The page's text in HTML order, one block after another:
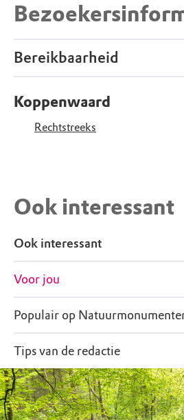
Bereikbaarheid
Koppenwaard
Rechtstreeks
Ook interessant
Ook interessant
Voor jou
Populair op
Tips van de redactie